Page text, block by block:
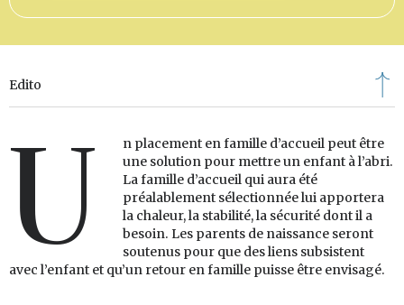
Edito
U
n placement en famille d’accueil peut être
une solution pour mettre un enfant à l’abri.
La famille d’accueil qui aura été
préalablement sélectionnée lui apportera
la chaleur, la stabilité, la sécurité dont il a
besoin. Les parents de naissance seront
soutenus pour que des liens subsistent
avec l’enfant et qu’un retour en famille puisse être envisagé.